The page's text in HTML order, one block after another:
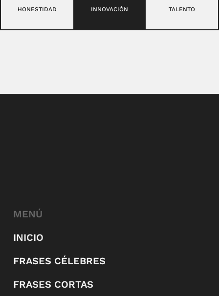
HONESTIDAD INNOVACIÓN TALENTO
MENÚ
INICIO
FRASES CÉLEBRES
FRASES CORTAS